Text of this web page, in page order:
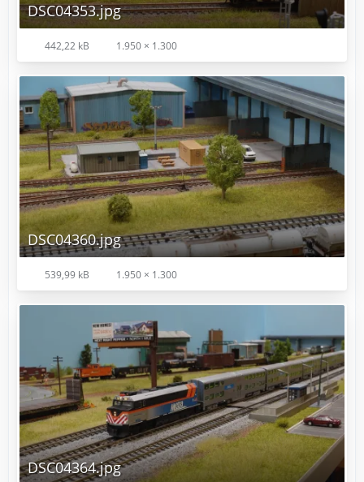
DSC04353.jpg
442,22 kB 1.950 × 1.300
DSC04360.jpg
539,99 kB 1.950 × 1.300
DSC04364.jpg